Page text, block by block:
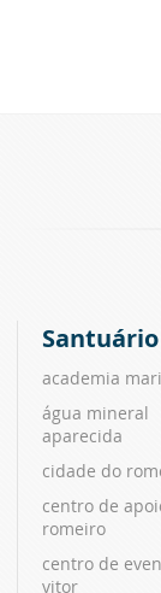
Santuário
academia
água mineral
aparecida
cidade do
centro de
romeiro
centro de
vitor